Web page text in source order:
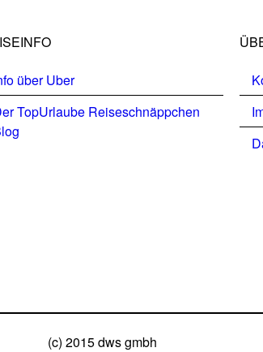
über Uber
TopUrlaube Reiseschnäppchen
(c) 2015 dws gmbh